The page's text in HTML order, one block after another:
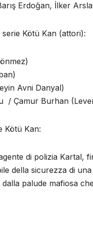
Erdoğan, İlker
serie Kötü Kan (attori):
Avni Danyal)
/ Çamur Burhan
Kötü Kan:
di polizia
della sicurezza di
palude mafiosa